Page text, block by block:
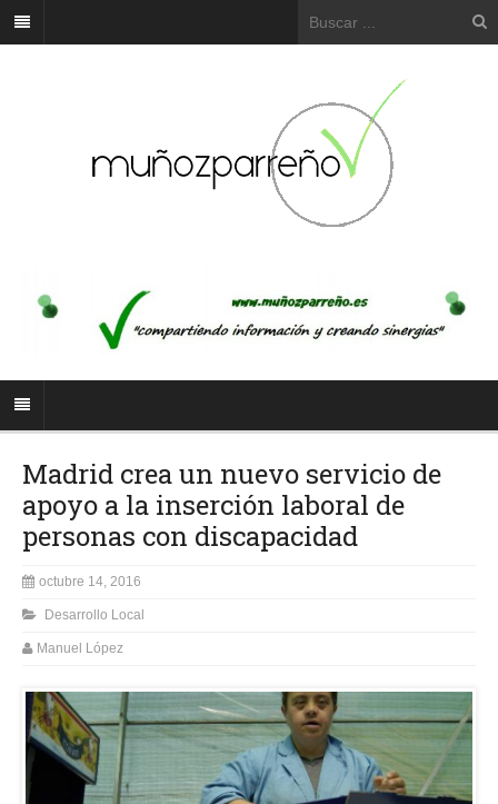
Madrid crea un nuevo servicio de
apoyo a la inserción laboral de
personas con discapacidad
octubre 14, 2016
Desarrollo Local
Manuel López